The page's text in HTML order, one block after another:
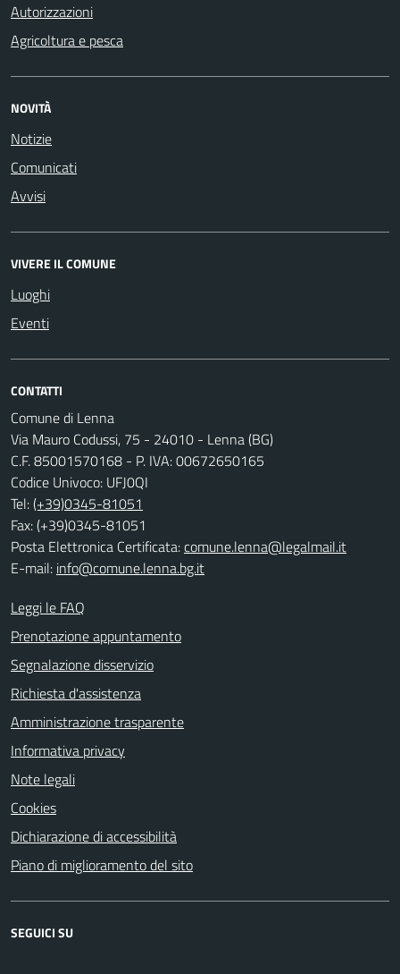
Autorizzazioni
Agricoltura e pesca
NOVITÀ
Notizie
Comunicati
Avvisi
VIVERE IL COMUNE
Luoghi
Eventi
CONTATTI
Comune di Lenna
Via Mauro Codussi, 75 - 24010 - Lenna (BG)
C.F. 85001570168 - P. IVA: 00672650165
Codice Univoco: UFJ0QI
Tel:(+39)0345-81051
Fax: (+39)0345-81051
Posta Elettronica Certificata:comune.lenna@legalmail.it
E-mail: info@comune.lenna.bg.it
Leggi le FAQ
Prenotazione appuntamento
Segnalazione disservizio
Richiesta d'assistenza
Amministrazione trasparente
Informativa privacy
Note legali
Cookies
Dichiarazione di accessibilità
Piano di miglioramento del sito
SEGUICI SU